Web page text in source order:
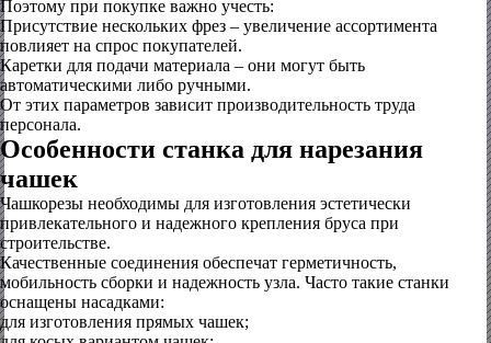
Поэтому при покупке важно учесть:
Присутствие нескольких фрез – увеличение ассортимента
повлияет на спрос покупателей.
Каретки для подачи материала – они могут быть
автоматическими либо ручными.
От этих параметров зависит производительность труда
персонала.
Особенности станка для нарезания
чашек
Чашкорезы необходимы для изготовления эстетически
привлекательного и надежного крепления бруса при
строительстве.
Качественные соединения обеспечат герметичность,
мобильность сборки и надежность узла. Часто такие станки
оснащены насадками:
для изготовления прямых чашек;